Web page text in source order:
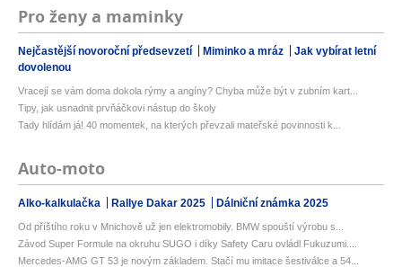
Pro ženy a maminky
Nejčastější novoroční předsevzetí Miminko a mráz
Jak vybírat letní
dovolenou
Vracejí se vám doma dokola rýmy a angíny? Chyba může být v zubním kart...
Tipy, jak usnadnit prvňáčkovi nástup do školy
Tady hlídám já! 40 momentek, na kterých převzali mateřské povinnosti k...
Auto-moto
Alko-kalkulačka Rallye Dakar 2025 Dálniční známka 2025
Od příštího roku v Mnichově už jen elektromobily. BMW spouští výrobu s...
Závod Super Formule na okruhu SUGO i díky Safety Caru ovládl Fukuzumi....
Mercedes-AMG GT 53 je novým základem. Stačí mu imitace šestiválce a 54...